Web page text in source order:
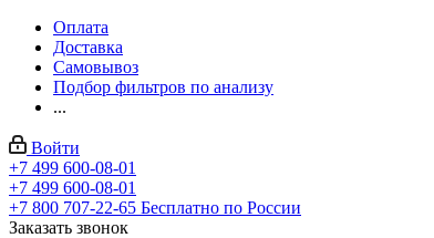
Оплата
Доставка
Самовывоз
Подбор фильтров по анализу
...
Войти
+7 499 600-08-01
+7 499 600-08-01
+7 800 707-22-65 Бесплатно по России
Заказать звонок